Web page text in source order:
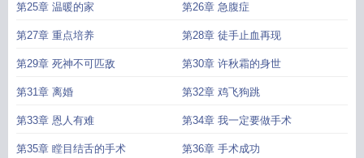
第25章 温暖的家 第26章 急腹症
第27章 重点培养 第28章 徒手止血再现
第29章 死神不可匹敌 第30章 许秋霜的身世
第31章 离婚 第32章 鸡飞狗跳
第33章 恩人有难 第34章 我一定要做手术
第35章 瞠目结舌的手术 第36章 手术成功